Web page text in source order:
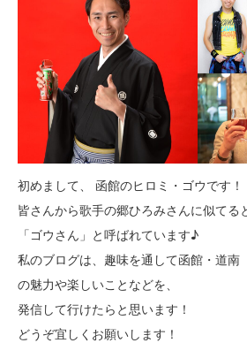
初めまして、 函館のヒロミ・ゴウです！
皆さんから歌手の郷ひろみさんに似てる
「ゴウさん」と呼ばれています♪
私のブログは、趣味を通して函館・道南
の魅力や楽しいことなどを、
発信して行けたらと思います！
どうぞ宜しくお願いします！